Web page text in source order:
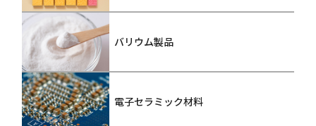
バリウム製品
電子セラミック材料